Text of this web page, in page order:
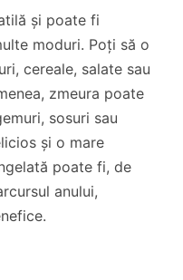
și poate fi
moduri. Poți să o
cereale, salate sau
zmeura poate
sosuri sau
și o mare
poate fi, de
anului,